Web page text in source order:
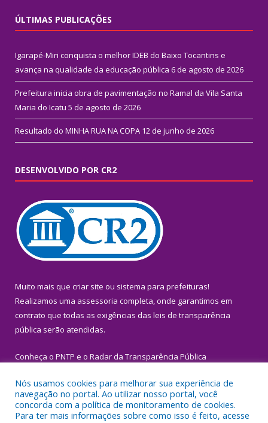
ÚLTIMAS PUBLICAÇÕES
Igarapé-Miri conquista o melhor IDEB do Baixo Tocantins e
avança na qualidade da educação pública 6 de agosto de 2026
Prefeitura inicia obra de pavimentação no Ramal da Vila Santa
Maria do Icatu 5 de agosto de 2026
Resultado do MINHA RUA NA COPA 12 de junho de 2026
DESENVOLVIDO POR CR2
Muito mais que criar site ou sistema para prefeituras!
Realizamos uma assessoria completa, onde garantimos em
contrato que todas as exigências das leis de transparência
pública serão atendidas.
Conheça o PNTP e o Radar da Transparência Pública
Todos os direitos reservados a Prefeitura Municipal de Igarapé-
Nós usamos cookies para melhorar sua experiência de
navegação no portal. Ao utilizar nosso portal, você
concorda com a política de monitoramento de cookies.
Para ter mais informações sobre como isso é feito, acesse